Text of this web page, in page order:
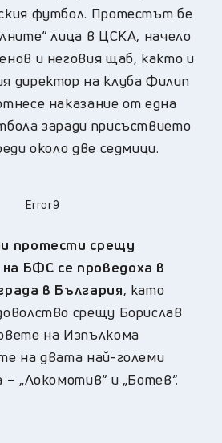
футбол. Протестът бе
лица в ЦСКА, начело
и неговия щаб, както и
директор на клуба Филип
наказание от една
заради присъствието
около две седмици.
Error9
протести срещу
БФС се проведоха в
в България, като
срещу Борислав
на Изпълкома
на двата най-големи
– „Локомотив“ и „Ботев“.